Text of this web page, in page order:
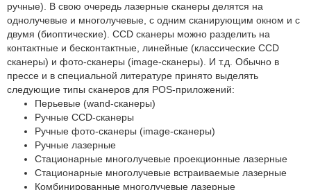
ручные). В свою очередь лазерные сканеры делятся на
однолучевые и многолучевые, с одним сканирующим окном и с
двумя (биоптические). CCD сканеры можно разделить на
контактные и бесконтактные, линейные (классические CCD
сканеры) и фото-сканеры (image-сканеры). И т.д. Обычно в
прессе и в специальной литературе принято выделять
следующие типы сканеров для POS-приложений:
Перьевые (wand-сканеры)
Ручные CCD-сканеры
Ручные фото-сканеры (image-сканеры)
Ручные лазерные
Стационарные многолучевые проекционные лазерные
Стационарные многолучевые встраиваемые лазерные
Комбинированные многолучевые лазерные